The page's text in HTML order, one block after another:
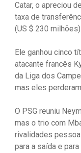
Catar, o apreciou
taxa de
(US $ 230 milhões).
Ele ganhou cinco
atacante francês
da Liga dos
mas eles
O PSG reuniu
mas o trio com
rivalidades
para a saída e